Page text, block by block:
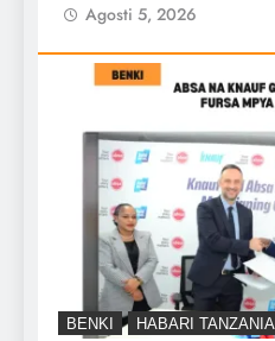
Agosti 5, 2026
BENKI HABARI TANZANIA